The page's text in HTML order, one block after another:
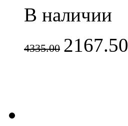
В наличии
4335.00 2167.50